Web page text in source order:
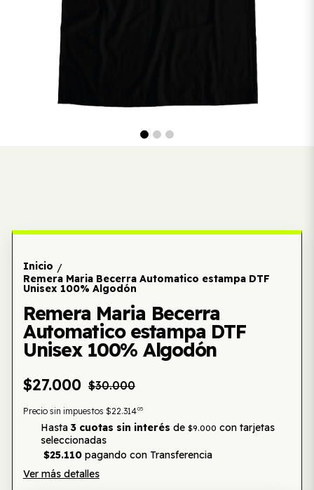
Inicio /
Remera Maria Becerra Automatico estampa DTF
Unisex 100% Algodón
Remera Maria Becerra
Automatico estampa DTF
Unisex 100% Algodón
$27.000 $30.000
Precio sin impuestos $22.31405
Hasta 3 cuotas sin interés de $9.000 con tarjetas
seleccionadas
$25.110pagando con Transferencia
Ver más detalles